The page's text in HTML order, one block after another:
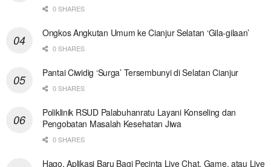
0 SHARES
Ongkos Angkutan Umum ke Cianjur Selatan ‘Gila-gilaan’
0 SHARES
Pantai Ciwidig ‘Surga’ Tersembunyi di Selatan Cianjur
0 SHARES
Poliklinik RSUD Palabuhanratu Layani Konseling dan
Pengobatan Masalah Kesehatan Jiwa
0 SHARES
Hago, Aplikasi Baru Bagi Pecinta Live Chat, Game, atau Live